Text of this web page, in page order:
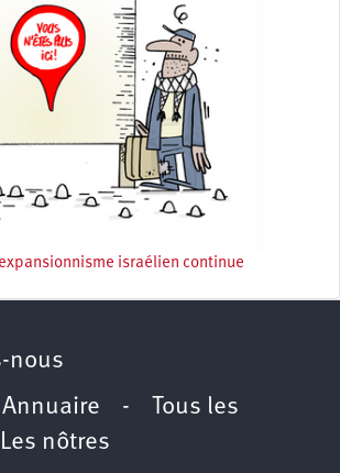
israélien continue
nous
Annuaire -
Tous les
Les nôtres